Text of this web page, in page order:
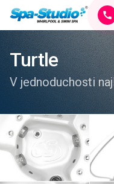
Turtle
V jednoduchosti